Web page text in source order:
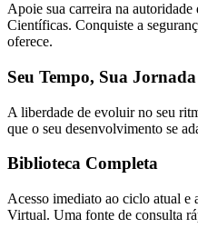
Apoie sua carreira na autoridade
Científicas. Conquiste a
oferece.
Seu Tempo, Sua Jornada
A liberdade de evoluir no seu
que o seu desenvolvimento se
Biblioteca Completa
Acesso imediato ao ciclo atual
Virtual. Uma fonte de consulta